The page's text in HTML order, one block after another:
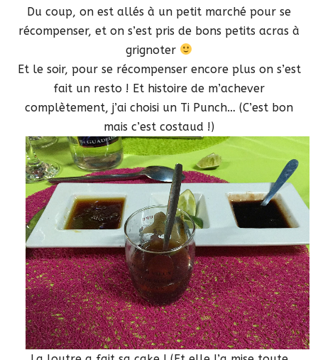
Du coup, on est allés à un petit marché pour se
récompenser, et on s’est pris de bons petits acras à
grignoter
Et le soir, pour se récompenser encore plus on s’est
fait un resto ! Et histoire de m’achever
complètement, j’ai choisi un Ti Punch… (C’est bon
mais c’est costaud !)